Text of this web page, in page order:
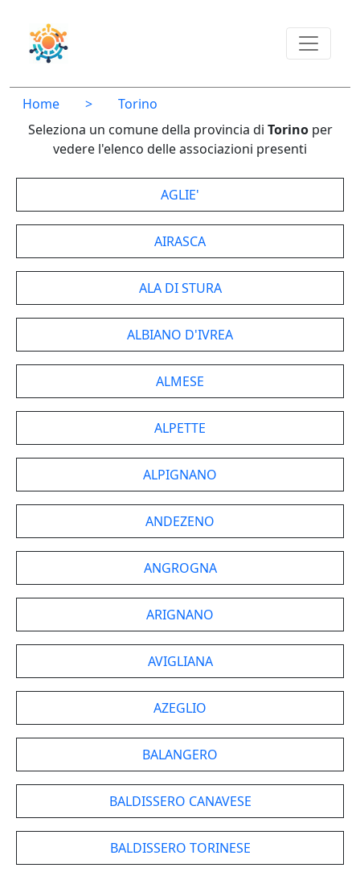
Home >
Torino
Seleziona un comune della provincia di Torinoper
vedere l'elenco delle associazioni presenti
AGLIE'
AIRASCA
ALA DI STURA
ALBIANO D'IVREA
ALMESE
ALPETTE
ALPIGNANO
ANDEZENO
ANGROGNA
ARIGNANO
AVIGLIANA
AZEGLIO
BALANGERO
BALDISSERO CANAVESE
BALDISSERO TORINESE